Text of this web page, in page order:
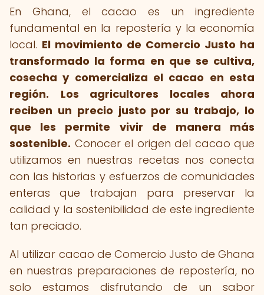
En Ghana, el cacao es un ingrediente
fundamental en la repostería y la economía
local. El movimiento de Comercio Justo ha
transformado la forma en que se cultiva,
cosecha y comercializa el cacao en esta
región.
Los agricultores locales ahora
reciben un precio justo por su trabajo, lo
que les permite vivir de manera más
sostenible. Conocer el origen del cacao que
utilizamos en nuestras recetas nos conecta
con las historias y esfuerzos de comunidades
enteras que trabajan para preservar la
calidad y la sostenibilidad de este ingrediente
tan preciado.
Al utilizar cacao de Comercio Justo de Ghana
en nuestras preparaciones de repostería, no
solo estamos disfrutando de un sabor